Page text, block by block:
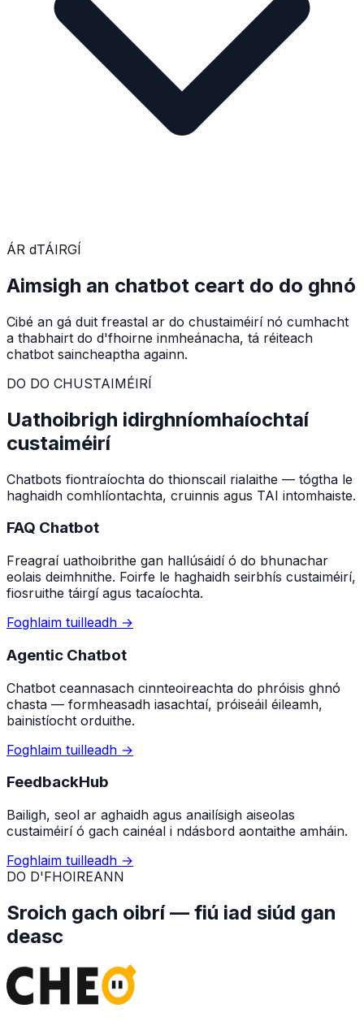
ÁR dTÁIRGÍ
Aimsigh an chatbot ceart do do ghnó
Cibé an gá duit freastal ar do chustaiméirí nó cumhacht
a thabhairt do d'fhoirne inmheánacha, tá réiteach
chatbot saincheaptha againn.
DO DO CHUSTAIMÉIRÍ
Uathoibrigh idirghníomhaíochtaí
custaiméirí
Chatbots fiontraíochta do thionscail rialaithe — tógtha le
haghaidh comhlíontachta, cruinnis agus TAI intomhaiste.
FAQ Chatbot
Freagraí uathoibrithe gan hallúsáidí ó do bhunachar
eolais deimhnithe. Foirfe le haghaidh seirbhís custaiméirí,
fiosruithe táirgí agus tacaíochta.
Foghlaim tuilleadh →
Agentic Chatbot
Chatbot ceannasach cinnteoireachta do phróisis ghnó
chasta — formheasadh iasachtaí, próiseáil éileamh,
bainistíocht orduithe.
Foghlaim tuilleadh →
FeedbackHub
Bailigh, seol ar aghaidh agus anailísigh aiseolas
custaiméirí ó gach cainéal i ndásbord aontaithe amháin.
Foghlaim tuilleadh →
DO D'FHOIREANN
Sroich gach oibrí — fiú iad siúd gan
deasc